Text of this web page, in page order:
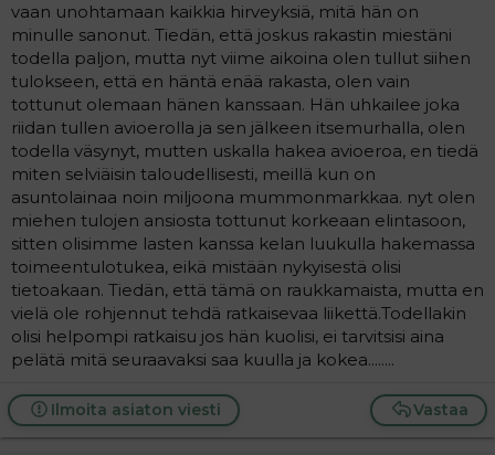
vaan unohtamaan kaikkia hirveyksiä, mitä hän on
minulle sanonut. Tiedän, että joskus rakastin miestäni
todella paljon, mutta nyt viime aikoina olen tullut siihen
tulokseen, että en häntä enää rakasta, olen vain
tottunut olemaan hänen kanssaan. Hän uhkailee joka
riidan tullen avioerolla ja sen jälkeen itsemurhalla, olen
todella väsynyt, mutten uskalla hakea avioeroa, en tiedä
miten selviäisin taloudellisesti, meillä kun on
asuntolainaa noin miljoona mummonmarkkaa. nyt olen
miehen tulojen ansiosta tottunut korkeaan elintasoon,
sitten olisimme lasten kanssa kelan luukulla hakemassa
toimeentulotukea, eikä mistään nykyisestä olisi
tietoakaan. Tiedän, että tämä on raukkamaista, mutta en
vielä ole rohjennut tehdä ratkaisevaa liikettä.Todellakin
olisi helpompi ratkaisu jos hän kuolisi, ei tarvitsisi aina
pelätä mitä seuraavaksi saa kuulla ja kokea........
Vastaa
Ilmoita asiaton viesti